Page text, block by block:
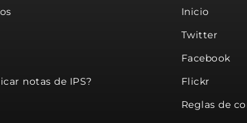
notas de IPS?
Inicio
Twitter
Facebook
Flickr
Reglas de